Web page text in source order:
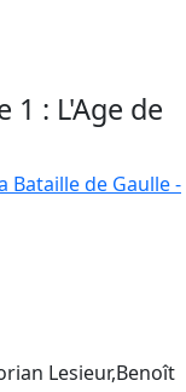
1 : L'Age de
Bataille de Gaulle -
Lesieur,Benoît